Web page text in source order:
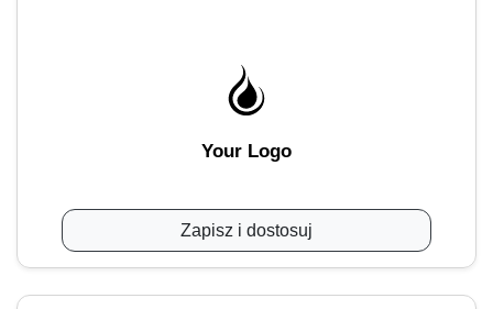
Your Logo
Zapisz i dostosuj